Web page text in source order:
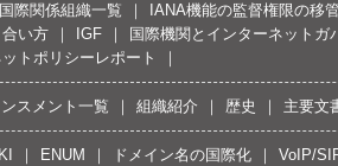
国際関係組織一覧 IANA機能の監督権限の移
い方
IGF 国際機関とインターネットガ
トポリシーレポート
スメント一覧 組織紹介 歴史 主要文
ENUM ドメイン名の国際化 VoIP/